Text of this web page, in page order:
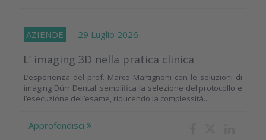
AZIENDE 29 Luglio 2026
L’ imaging 3D nella pratica clinica
L’esperienza del prof. Marco Martignoni con le soluzioni di
imaging Dürr Dental: semplifica la selezione del protocollo e
l’esecuzione dell’esame, riducendo la complessità...
Approfondisci